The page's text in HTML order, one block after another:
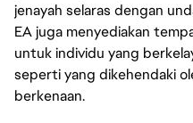
jenayah selaras dengan
EA juga menyediakan
untuk individu yang
seperti yang dikehendaki
berkenaan.